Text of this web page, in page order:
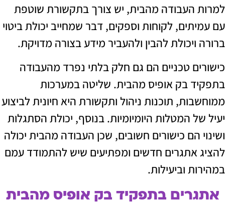
העבודה מהבית, יש צורך בתקשורת שוטפת
לקוחות וספקים, דבר שמחייב יכולת ביטוי
להבין ולהעביר מידע בצורה מדויקת.
טכניים הם גם חלק בלתי נפרד מהעבודה
בק אופיס מהבית. שליטה במערכות
תוכנות ניהול ותקשורת היא חיונית לביצוע
המטלות היומיומיות. בנוסף, יכולת הסתגלות
הם כישורים חשובים, שכן העבודה מהבית יכולה
חדשים ומפתיעים שיש להתמודד עמם
וביעילות.
בתפקיד בק אופיס מהבית